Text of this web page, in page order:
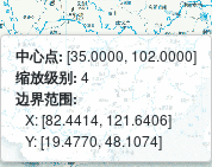
中心点: [35.0000, 102.0000]
缩放级别: 4
边界范围:
X: [82.4414, 121.6406]
Y: [19.4770, 48.1074]